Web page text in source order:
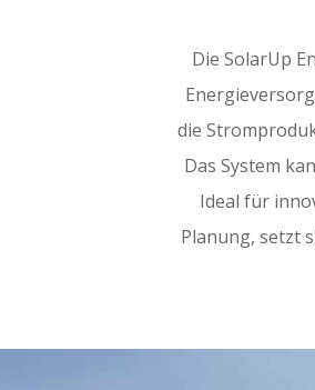
Die SolarUp
die
Das System
Ideal für
Planung, setzt